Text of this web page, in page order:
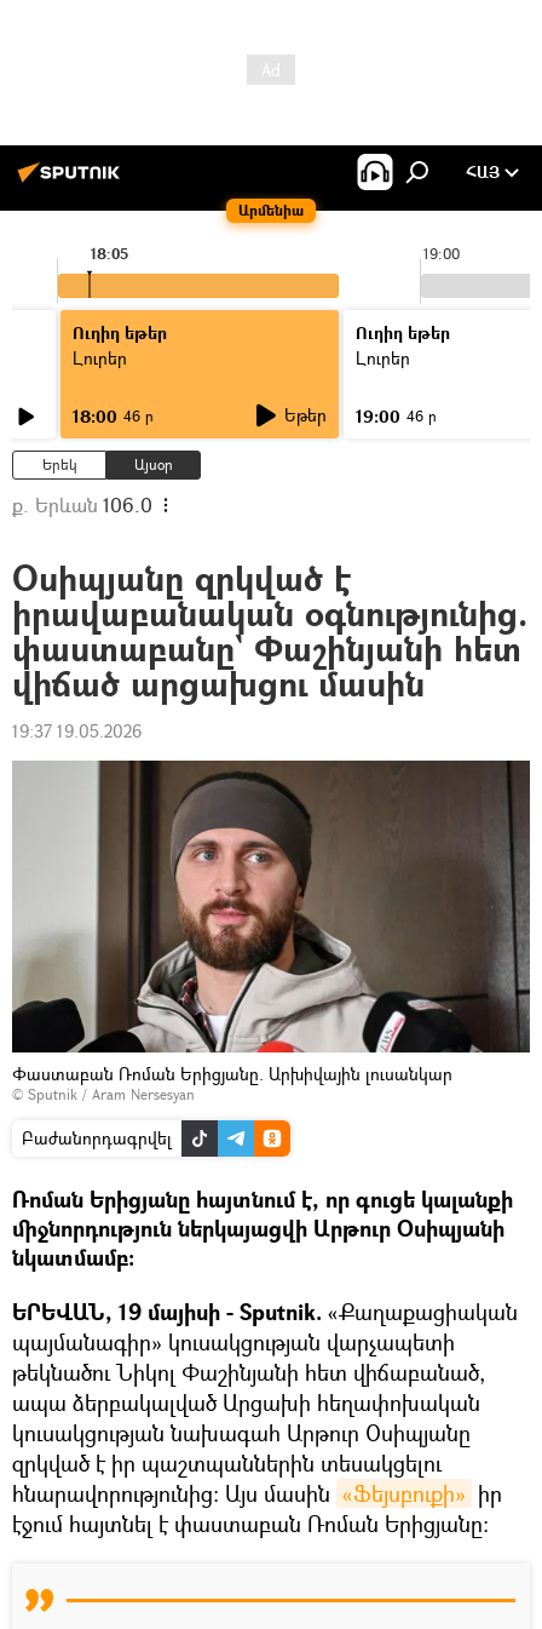
Արմենիա
ՀԱՅ
19:00
18:05
Ուղիղ եթեր
Լուրեր
18:00 46 ր Եթեր
Ուղիղ եթեր
Լուրեր
19:00 46 ր
Երեկ Այսօր
ք. Երևան 106.0
Օսիպյանը զրկված է
իրավաբանական օգնությունից.
փաստաբանը` Փաշինյանի հետ
վիճած արցախցու մասին
19:37 19.05.2026
Փաստաբան Ռոման Երիցյանը. Արխիվային լուսանկար
© Sputnik / Aram Nersesyan
Բաժանորդագրվել
Ռոման Երիցյանը հայտնում է, որ գուցե կալանքի
միջնորդություն ներկայացվի Արթուր Օսիպյանի
նկատմամբ։
ԵՐԵՎԱՆ, 19 մայիսի - Sputnik. «Քաղաքացիական
պայմանագիր» կուսակցության վարչապետի
թեկնածու Նիկոլ Փաշինյանի հետ վիճաբանած,
ապա ձերբակալված Արցախի հեղափոխական
կուսակցության նախագահ Արթուր Օսիպյանը
զրկված է իր պաշտպաններին տեսակցելու
հնարավորությունից։ Այս մասին «Ֆեյսբուքի» իր
էջում հայտնել է փաստաբան Ռոման Երիցյանը։